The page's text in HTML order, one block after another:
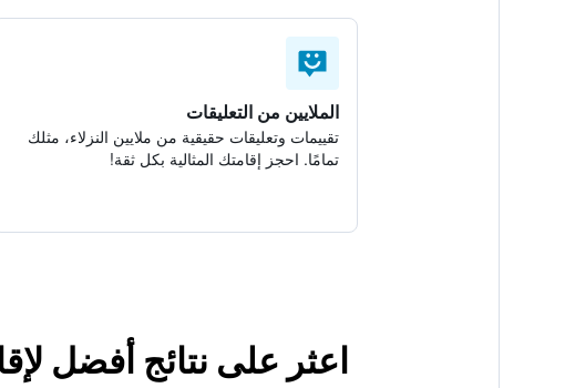
الملايين من التعليقات
تقييمات وتعليقات حقيقية من ملايين النزلاء، مثلك
تمامًا. احجز إقامتك المثالية بكل ثقة!
اعثر على نتائج أفضل